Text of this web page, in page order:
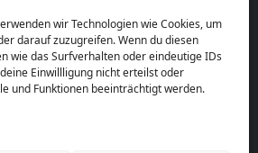
wir Technologien wie Cookies, um
darauf zuzugreifen. Wenn du diesen
wie das Surfverhalten oder eindeutige IDs
Einwillligung nicht erteilst oder
und Funktionen beeinträchtigt werden.